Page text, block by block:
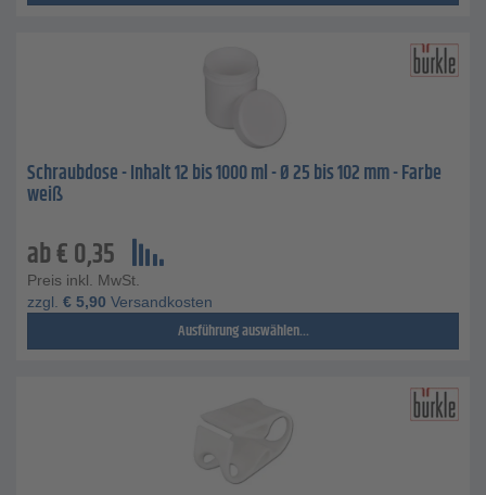
Schraubdose - Inhalt 12 bis 1000 ml - Ø 25 bis 102 mm - Farbe
weiß
ab€0,35
Preis inkl. MwSt.
zzgl. € 5,90 Versandkosten
Ausführung auswählen...